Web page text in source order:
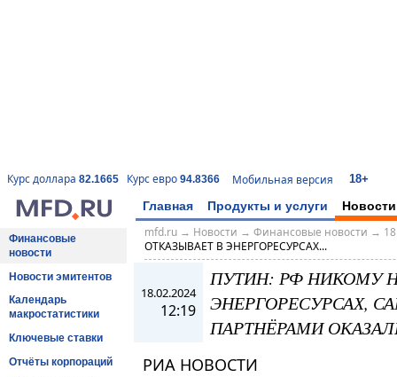
Курс доллара 82.1665 Курс евро 94.8366 Мобильная версия 18+
Главная Продукты и услуги Новости
Финансовые
новости
Новости эмитентов
Календарь
макростатистики
Ключевые ставки
Отчёты корпораций
mfd.ru→ Новости → Финансовые новости →
ОТКАЗЫВАЕТ В ЭНЕРГОРЕСУРСАХ...
18.02.2024
12:19
ПУТИН: РФ НИКОМУ
ЭНЕРГОРЕСУРСАХ,
ПАРТНЁРАМИ
РИА НОВОСТИ